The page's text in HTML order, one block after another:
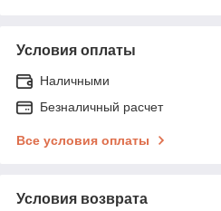
Условия оплаты
Наличными
Безналичный расчет
Все условия оплаты
Условия возврата